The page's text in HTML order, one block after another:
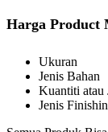
Harga Product
Ukuran
Jenis Bahan
Kuantiti atau
Jenis